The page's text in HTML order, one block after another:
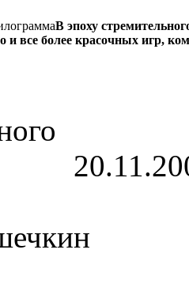
В эпоху
все более красочных игр,